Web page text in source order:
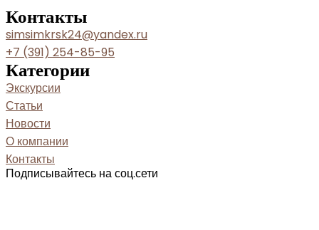
Контакты
simsimkrsk24@yandex.ru
+7 (391) 254-85-95
Категории
Экскурсии
Статьи
Новости
О компании
Контакты
Подписывайтесь на соц.сети